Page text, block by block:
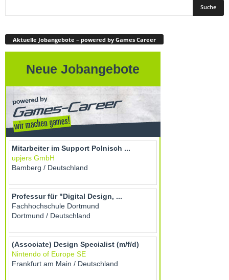
Aktuelle Jobangebote – powered by Games Career